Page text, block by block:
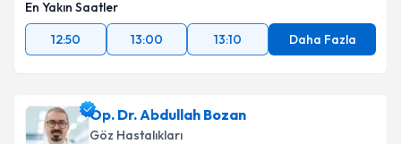
En Yakın Saatler
12:50
13:00 13:10 Daha Fazla
Op. Dr. Abdullah Bozan
Göz Hastalıkları